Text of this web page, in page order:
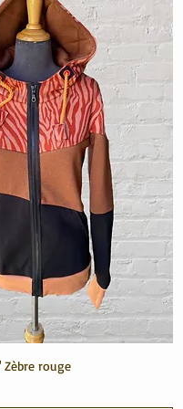
Zèbre rouge